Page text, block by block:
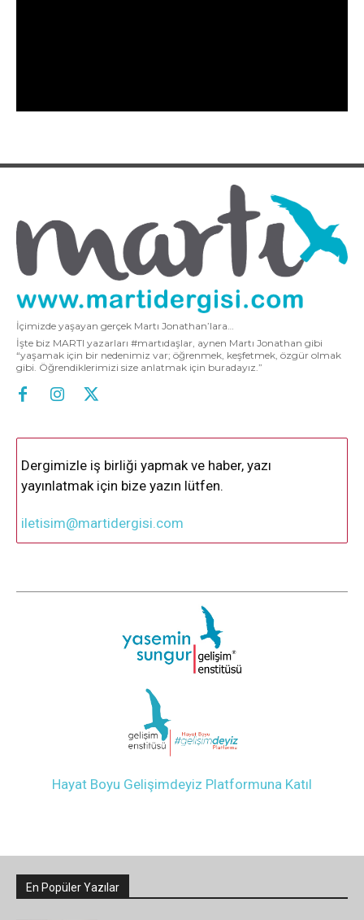
İçimizde yaşayan gerçek Martı Jonathan’lara…
İşte biz MARTI yazarları #martıdaşlar, aynen Martı Jonathan gibi
“yaşamak için bir nedenimiz var; öğrenmek, keşfetmek, özgür olmak
gibi. Öğrendiklerimizi size anlatmak için buradayız.”
Dergimizle iş birliği yapmak ve haber, yazı
yayınlatmak için bize yazın lütfen.
iletisim@martidergisi.com
Hayat Boyu Gelişimdeyiz Platformuna Katıl
En Popüler Yazılar